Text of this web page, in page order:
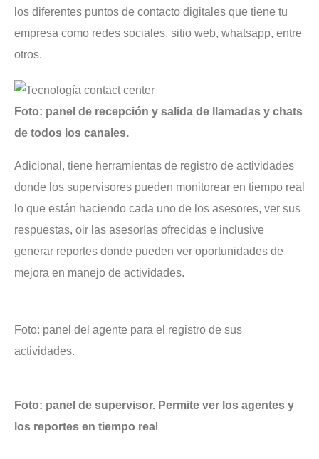
los diferentes puntos de contacto digitales que tiene tu
empresa como redes sociales, sitio web, whatsapp, entre
otros.
Foto: panel de recepción y salida de llamadas y chats
de todos los canales.
Adicional, tiene herramientas de registro de actividades
donde los supervisores pueden monitorear en tiempo real
lo que están haciendo cada uno de los asesores, ver sus
respuestas, oir las asesorías ofrecidas e inclusive
generar reportes donde pueden ver oportunidades de
mejora en manejo de actividades.
Foto: panel del agente para el registro de sus
actividades.
Foto: panel de supervisor. Permite ver los agentes y
los reportes en tiempo rea